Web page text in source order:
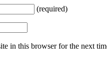
(required)
in this browser for the next